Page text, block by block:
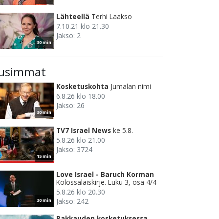
30 min
Lähteellä Terhi Laakso
7.10.21 klo 21.30
Jakso: 2
30 min
Kosketuskohta Jumalan nimi
6.8.26 klo 18.00
Jakso: 26
15 min
TV7 Israel News ke 5.8.
5.8.26 klo 21.00
Jakso: 3724
30 min
Love Israel - Baruch Korman
Kolossalaiskirje. Luku 3, osa 4/4
5.8.26 klo 20.30
Jakso: 242